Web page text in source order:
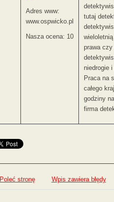
Adres www:
www.ospwicko.pl
Nasza ocena: 10
tutaj
prawa czy
niedrogie
Praca na
całego
godziny
firma
Poleć stronę Wpis zawiera błędy